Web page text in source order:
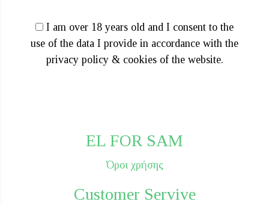
I am over 18 years old and I consent to the
use of the data I provide in accordance with the
privacy policy & cookies of the website.
EL FOR SAM
Όροι χρήσης
Customer Servive